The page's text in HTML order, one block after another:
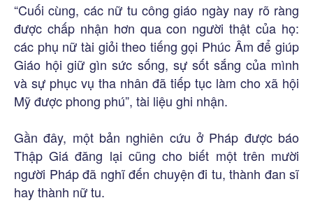
“Cuối cùng, các nữ tu công giáo ngày nay rõ ràng
được chấp nhận hơn qua con người thật của họ:
các phụ nữ tài giỏi theo tiếng gọi Phúc Âm để giúp
Giáo hội giữ gìn sức sống, sự sốt sắng của mình
và sự phục vụ tha nhân đã tiếp tục làm cho xã hội
Mỹ được phong phú”, tài liệu ghi nhận.
Gần đây, một bản nghiên cứu ở Pháp được báo
Thập Giá đăng lại cũng cho biết một trên mười
người Pháp đã nghĩ đến chuyện đi tu, thành đan sĩ
hay thành nữ tu.